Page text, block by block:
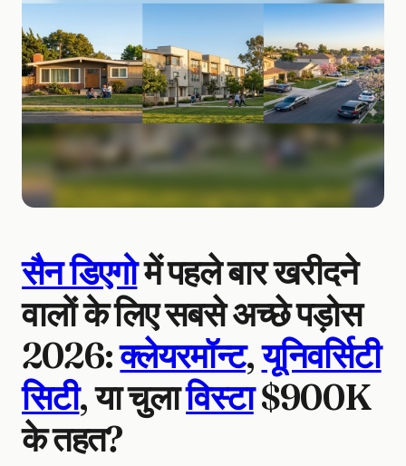
सैन डिएगोमें पहले बार खरीदने
वालों के लिए सबसे अच्छे पड़ोस
2026:क्लेयरमॉन्ट,यूनिवर्सिटी
सिटी, या चुलाविस्टा$900K
के तहत?